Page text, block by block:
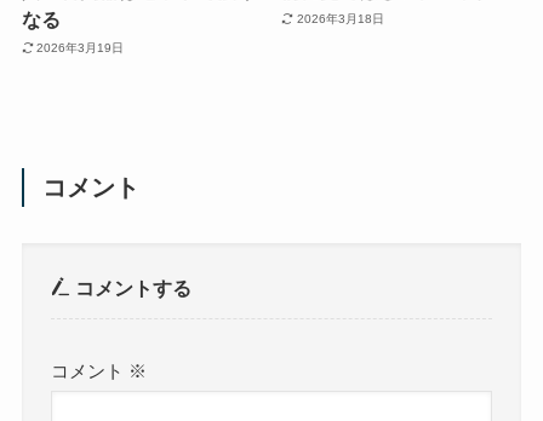
なる
2026年3月19日
2026年3月18日
コメント
コメントする
コメント ※